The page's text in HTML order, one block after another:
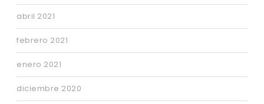
abril 2021
febrero 2021
enero 2021
diciembre 2020